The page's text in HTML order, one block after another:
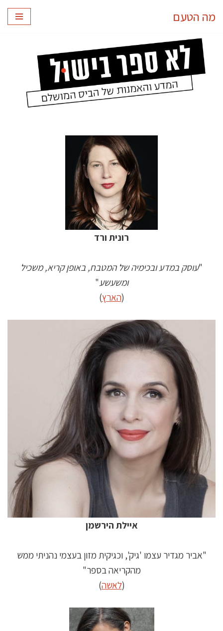
content
מה הטעם
רונית ורד
"עוסק במדע ובכימיה של המטבח, באופן קריא, משכיל
ומשעשע"
(הארץ)
איילת הירשמן
"אביר מגדיר עצמו 'גיק', וכגיקית מזון בעצמי נהניתי ממש
מהקריאה בספר"
(לאשה)